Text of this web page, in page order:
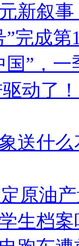
新叙
”完成
国”，
动了
送什
原油
生档案